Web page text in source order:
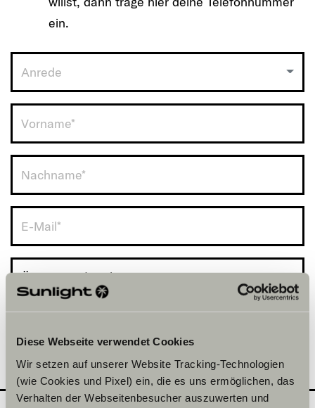
Diese Webseite verwendet Cookies
Wir setzen auf unserer Website Tracking-Technologien
(wie Cookies und Pixel) ein, die es uns ermöglichen, das
Verhalten der Webseitenbesucher auszuwerten und
2. Händler auswählen & abschicken
3. Dein Sunlight Händler meldet sich bei Dir!
ein.
Anrede
Österreich (+43)